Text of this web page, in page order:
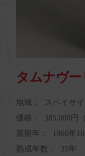
タムナヴー
地域：
スペイサ
価格：
385,000円
蒸留年：
1966年10
熟成年数：
35年